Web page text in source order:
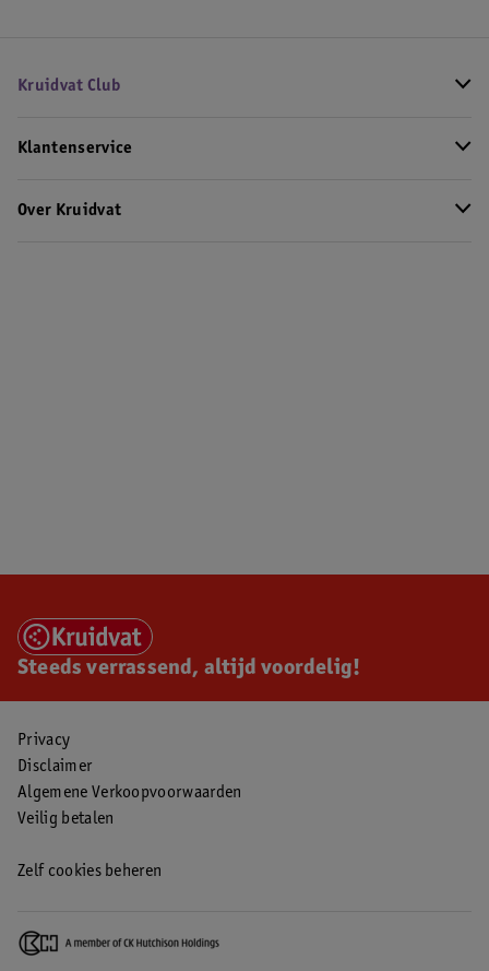
Kruidvat Club
Klantenservice
Over Kruidvat
Steeds verrassend, altijd voordelig!
Privacy
Disclaimer
Algemene Verkoopvoorwaarden
Veilig betalen
Zelf cookies beheren